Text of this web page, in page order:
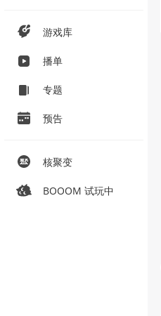
游戏库
播单
专题
预告
核聚变
BOOOM 试玩中